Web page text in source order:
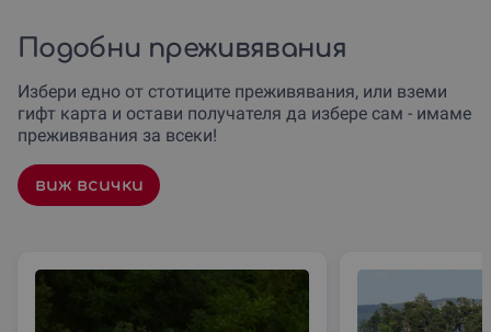
Подобни преживявания
Избери едно от стотиците преживявания, или вземи
гифт карта и остави получателя да избере сам - имаме
преживявания за всеки!
виж всички